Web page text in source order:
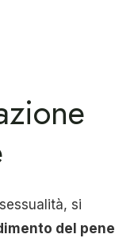
si
del pene